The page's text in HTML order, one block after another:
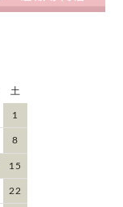
土
1
8
15
22